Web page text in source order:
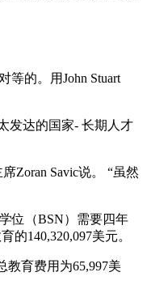
的。用John Stuart
发达的国家- 长期人才
Zoran Savic说。 “虽然
位（BSN）需要四年
140,320,097美元。
教育费用为65,997美